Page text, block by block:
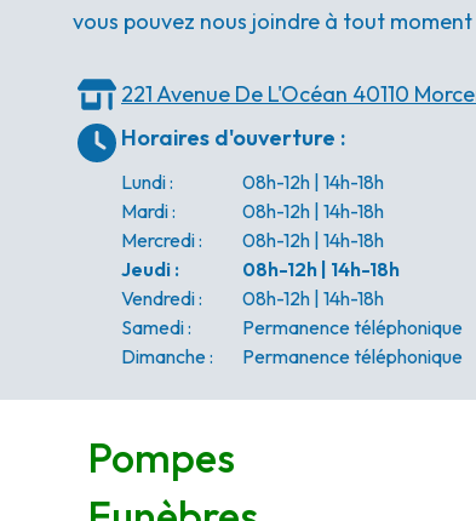
vous pouvez nous joindre à tout
221 Avenue De L'Océan 40110
Horaires d'ouverture :
Lundi:
08h-12h | 14h-18h
Mardi:
08h-12h | 14h-18h
Mercredi:
08h-12h | 14h-18h
Jeudi :
08h-12h | 14h-18h
Vendredi:
08h-12h | 14h-18h
Samedi:
Permanence téléphonique
Dimanche: Permanence téléphonique
Pompes